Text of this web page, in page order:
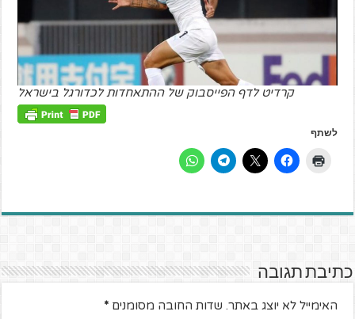
קרדיט לדף הפייסבוק של ההתאחדות לכדורגל בישראל
לשתף
כתיבת תגובה
האימייל לא יוצג באתר. שדות החובה מסומנים*